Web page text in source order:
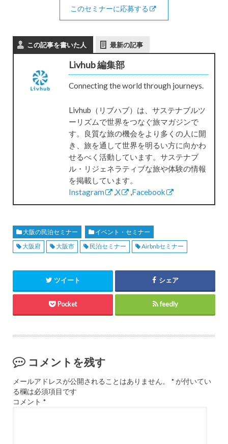
このセミナーに応募する
この記事を書いた人 最新の記事
Livhub 編集部
Connecting the world through journeys.
Livhub（リブハブ）は、サステナブルツ
ーリズムで世界をつなぐ旅マガジンで
す。良質な旅の機会をより多くの人に開
き、旅を通して世界を明るい方に向かわ
せるべく活動しています。サステナブ
ル・リジェネラティブな旅や体験の情報
を掲載しています。
Instagram
X Facebook
大阪の民泊セミナー
イベント・セミナー
大阪府
大阪市 民泊セミナー Airbnbセミナー
ツイート シェア
Pocket feedly
コメントを残す
メールアドレスが公開されることはありません。 *が付いてい
る欄は必須項目です
コメント *